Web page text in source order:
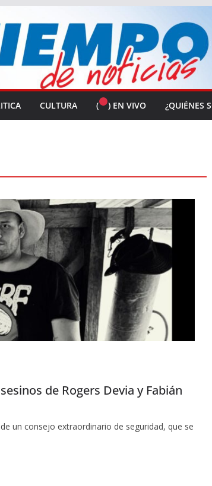
CULTURA ( ) EN VIVO ¿QUIÉNES
de Rogers Devia y Fabián
un consejo extraordinario de seguridad, que se